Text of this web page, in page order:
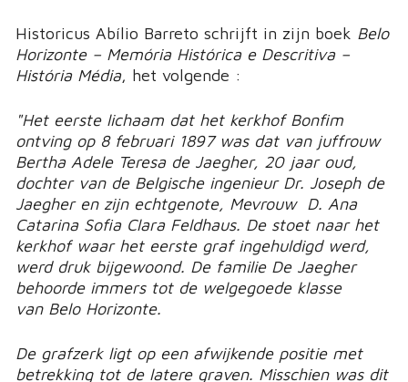
Historicus Abílio Barreto schrijft in zijn boek Belo
Horizonte – Memória Histórica e Descritiva –
História Média, het volgende :
"Het eerste lichaam dat het kerkhof Bonfim
ontving op 8 februari 1897 was dat van juffrouw
Bertha Adele Teresa de Jaegher, 20 jaar oud,
dochter van de Belgische ingenieur Dr. Joseph de
Jaegher en zijn echtgenote, Mevrouw D. Ana
Catarina Sofia Clara Feldhaus. De stoet naar het
kerkhof waar het eerste graf ingehuldigd werd,
werd druk bijgewoond. De familie De Jaegher
behoorde immers tot de welgegoede klasse
van Belo Horizonte.
De grafzerk ligt op een afwijkende positie met
betrekking tot de latere graven. Misschien was dit